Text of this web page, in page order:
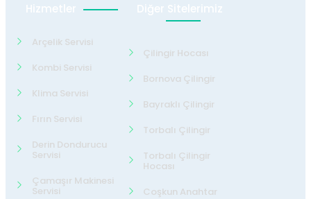
Hizmetler
Arçelik Servisi
Kombi Servisi
Klima Servisi
Fırın Servisi
Derin Dondurucu
Servisi
Çamaşır Makinesi
Servisi
Diğer Sitelerimiz
Çilingir Hocası
Bornova Çilingir
Bayraklı Çilingir
Torbalı Çilingir
Torbalı Çilingir
Hocası
Coşkun Anahtar